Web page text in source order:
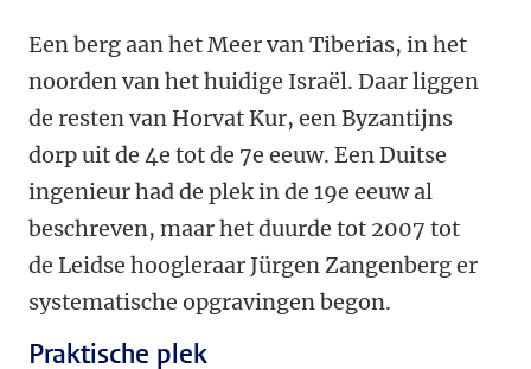
Een berg aan het Meer van Tiberias, in het
noorden van het huidige Israël. Daar liggen
de resten van Horvat Kur, een Byzantijns
dorp uit de 4e tot de 7e eeuw. Een Duitse
ingenieur had de plek in de 19e eeuw al
beschreven, maar het duurde tot 2007 tot
de Leidse hoogleraar Jürgen Zangenberg er
systematische opgravingen begon.
Praktische plek